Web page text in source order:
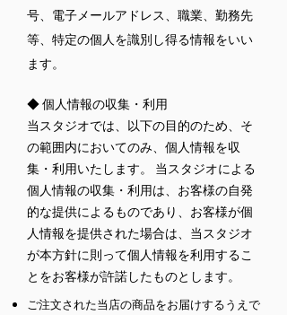
号、電子メールアドレス、職業、勤務先
等、特定の個人を識別し得る情報をいい
ます。
◆ 個人情報の収集・利用
当スタジオでは、以下の目的のため、そ
の範囲内においてのみ、個人情報を収
集・利用いたします。 当スタジオによる
個人情報の収集・利用は、お客様の自発
的な提供によるものであり、お客様が個
人情報を提供された場合は、当スタジオ
が本方針に則って個人情報を利用するこ
とをお客様が許諾したものとします。
ご注文された当店の商品をお届けするうえで